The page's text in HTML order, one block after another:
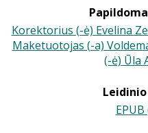
Korektorius (-ė) Evelina
Maketuotojas (-a)
(-ė) Ūla